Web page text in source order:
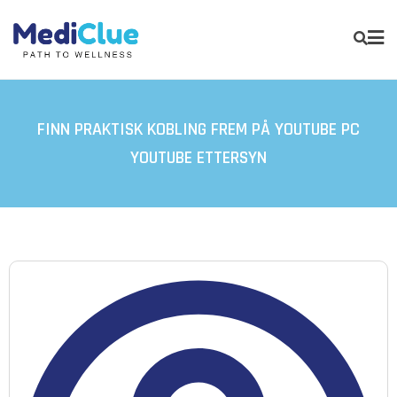
FINN PRAKTISK KOBLING FREM PÅ YOUTUBE PC
YOUTUBE ETTERSYN